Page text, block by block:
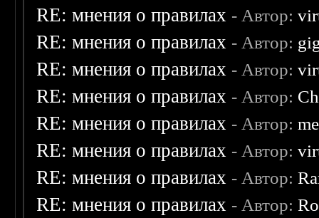
RE: мнения о правилах - Автор:
RE: мнения о правилах - Автор:
RE: мнения о правилах - Автор:
RE: мнения о правилах - Автор:
RE: мнения о правилах - Автор:
RE: мнения о правилах - Автор:
RE: мнения о правилах - Автор:
RE: мнения о правилах - Автор: